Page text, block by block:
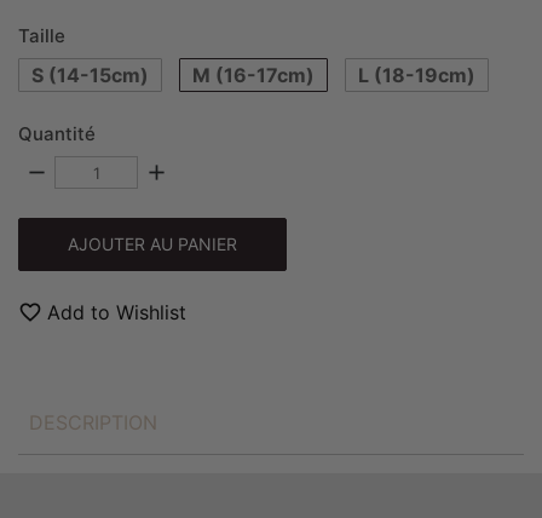
Taille
S (14-15cm) M (16-17cm) L (18-19cm)
Quantité
remove add
AJOUTER AU PANIER
favorite_border Add to Wishlist
DESCRIPTION